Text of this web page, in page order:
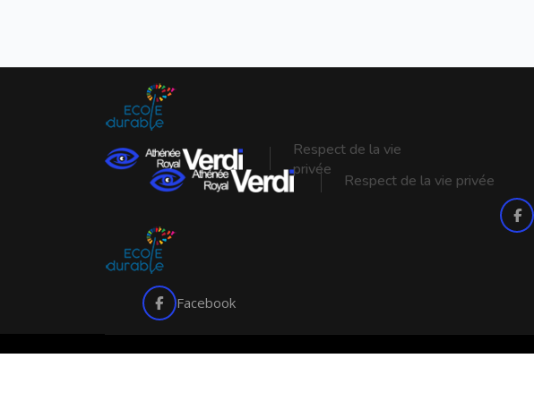
Respect de la vie
privée
Respect de la vie privée
Facebook